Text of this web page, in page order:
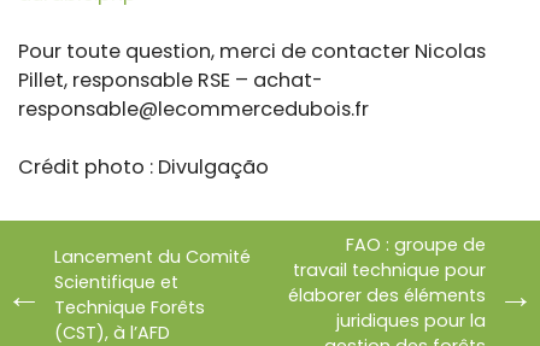
Pour toute question, merci de contacter Nicolas
Pillet, responsable RSE – achat-
responsable@lecommercedubois.fr
Crédit photo : Divulgação
Lancement du Comité
Scientifique et
Technique Forêts
(CST), à l’AFD
FAO : groupe de
travail technique pour
élaborer des éléments
juridiques pour la